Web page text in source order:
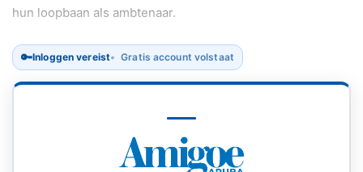
hun loopbaan als ambtenaar.
🔑Inloggen vereist Gratis account volstaat